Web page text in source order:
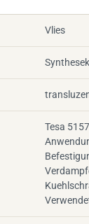
Vlies
Tesa